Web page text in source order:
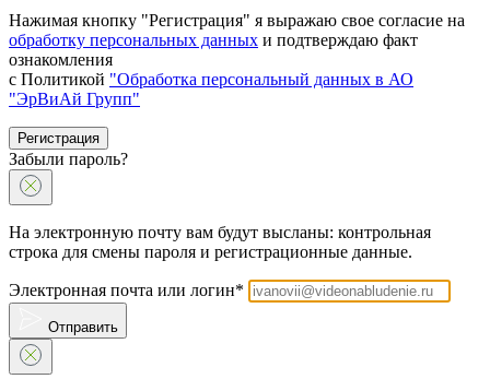
Нажимая кнопку "Регистрация" я выражаю свое согласие на
обработку персональных данных и подтверждаю факт
ознакомления
с Политикой "Обработка персональный данных в АО
"ЭрВиАй Групп"
Регистрация
Забыли пароль?
На электронную почту вам будут высланы: контрольная
строка для смены пароля и регистрационные данные.
Электронная почта или логин*
Отправить